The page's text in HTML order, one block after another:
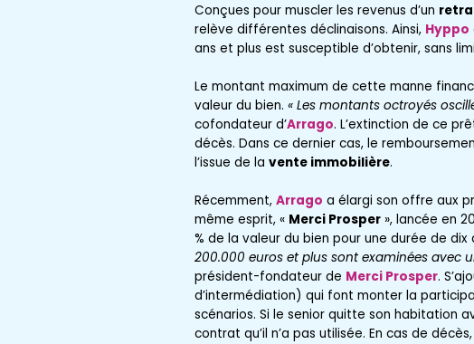
Conçues pour muscler les revenus d’un
relève différentes déclinaisons. Ainsi, Hyppo
ans et plus est susceptible d’obtenir, sans
Le montant maximum de cette manne
valeur du bien. « Les montants octroyés
cofondateur d’Arrago. L’extinction de ce
décès. Dans ce dernier cas, le
l’issue de la vente immobilière.
Récemment, Arrago a élargi son offre aux
même esprit, « Merci Prosper», lancée en
% de la valeur du bien pour une durée de
200.000 euros et plus sont examinées avec
président-fondateur de Merci Prosper.
d’intermédiation) qui font monter la
scénarios. Si le senior quitte son habitation
contrat qu’il n’a pas utilisée. En cas de